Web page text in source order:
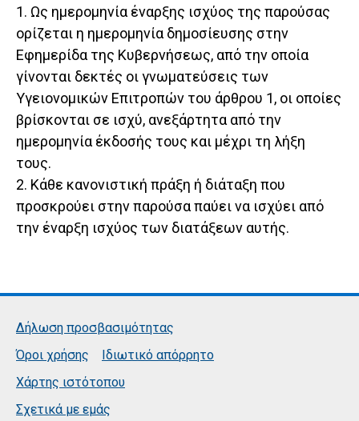
1. Ως ημερομηνία έναρξης ισχύος της παρούσας
ορίζεται η ημερομηνία δημοσίευσης στην
Εφημερίδα της Κυβερνήσεως, από την οποία
γίνονται δεκτές οι γνωματεύσεις των
Υγειονομικών Επιτροπών του άρθρου 1, οι οποίες
βρίσκονται σε ισχύ, ανεξάρτητα από την
ημερομηνία έκδοσής τους και μέχρι τη λήξη
τους.
2. Κάθε κανονιστική πράξη ή διάταξη που
προσκρούει στην παρούσα παύει να ισχύει από
την έναρξη ισχύος των διατάξεων αυτής.
Δήλωση προσβασιμότητας
Όροι χρήσης
Ιδιωτικό απόρρητο
Χάρτης ιστότοπου
Σχετικά με εμάς